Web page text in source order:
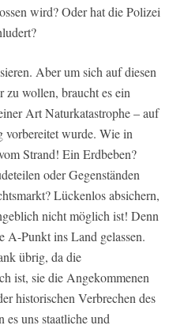
wird? Oder hat die Polizei
Aber um sich auf diesen
zu wollen, braucht es ein
Art Naturkatastrophe – auf
vorbereitet wurde. Wie in
Strand! Ein Erdbeben?
oder Gegenständen
Lückenlos absichern,
nicht möglich ist! Denn
A-Punkt ins Land gelassen.
übrig, da die
ist, sie die Angekommenen
historischen Verbrechen des
uns staatliche und